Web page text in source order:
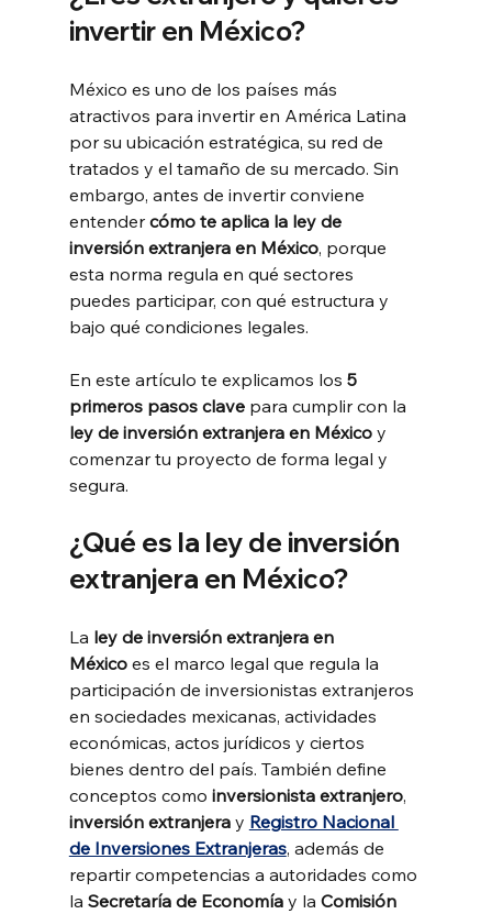
invertir en México?
México es uno de los países más
atractivos para invertir en América Latina
por su ubicación estratégica, su red de
tratados y el tamaño de su mercado. Sin
embargo, antes de invertir conviene
entender cómo te aplica la ley de
inversión extranjera en México, porque
esta norma regula en qué sectores
puedes participar, con qué estructura y
bajo qué condiciones legales.
En este artículo te explicamos los 5
primeros pasos clave para cumplir con la
ley de inversión extranjera en México y
comenzar tu proyecto de forma legal y
segura.
¿Qué es la ley de inversión
extranjera en México?
La ley de inversión extranjera en
México es el marco legal que regula la
participación de inversionistas extranjeros
en sociedades mexicanas, actividades
económicas, actos jurídicos y ciertos
bienes dentro del país. También define
conceptos como inversionista extranjero,
inversión extranjera y Registro Nacional
de Inversiones Extranjeras, además de
repartir competencias a autoridades como
la Secretaría de Economía y la Comisión